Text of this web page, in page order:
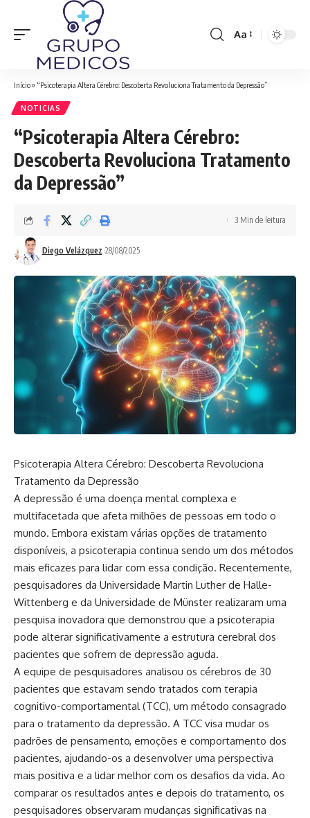
Font
Aa
Início» “Psicoterapia Altera Cérebro: Descoberta Revoluciona Tratamento da Depressão”
NOTICIAS
“Psicoterapia Altera Cérebro:
Descoberta Revoluciona Tratamento
da Depressão”
Diego Velázquez 28/08/2025
3 Min de leitura
Psicoterapia Altera Cérebro: Descoberta Revoluciona
Tratamento da Depressão
A depressão é uma doença mental complexa e
multifacetada que afeta milhões de pessoas em todo o
mundo. Embora existam várias opções de tratamento
disponíveis, a psicoterapia continua sendo um dos métodos
mais eficazes para lidar com essa condição. Recentemente,
pesquisadores da Universidade Martin Luther de Halle-
Wittenberg e da Universidade de Münster realizaram uma
pesquisa inovadora que demonstrou que a psicoterapia
pode alterar significativamente a estrutura cerebral dos
pacientes que sofrem de depressão aguda.
A equipe de pesquisadores analisou os cérebros de 30
pacientes que estavam sendo tratados com terapia
cognitivo-comportamental (TCC), um método consagrado
para o tratamento da depressão. A TCC visa mudar os
padrões de pensamento, emoções e comportamento dos
pacientes, ajudando-os a desenvolver uma perspectiva
mais positiva e a lidar melhor com os desafios da vida. Ao
comparar os resultados antes e depois do tratamento, os
pesquisadores observaram mudanças significativas na